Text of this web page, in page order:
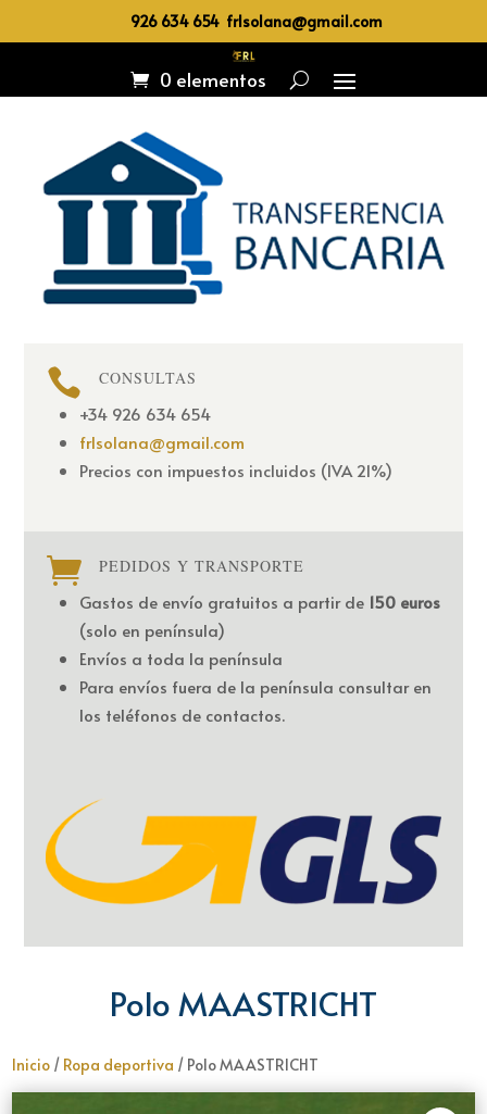
926 634 654 frlsolana@gmail.com
0 elementos
 CONSULTAS
+34 926 634 654
frlsolana@gmail.com
Precios con impuestos incluidos (IVA 21%)
 PEDIDOS Y TRANSPORTE
Gastos de envío gratuitos a partir de 150 euros
(solo en península)
Envíos a toda la península
Para envíos fuera de la península consultar en
los teléfonos de contactos.
Polo MAASTRICHT
Inicio / Ropa deportiva / Polo MAASTRICHT